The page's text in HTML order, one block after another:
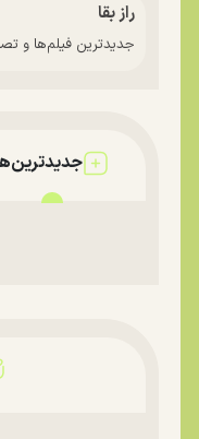
راز بقا
جدیدترین فیلم‌ها و